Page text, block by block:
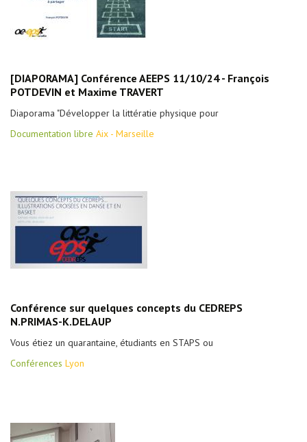
[DIAPORAMA] Conférence AEEPS 11/10/24 - François
POTDEVIN et Maxime TRAVERT
Diaporama "Développer la littératie physique pour
Documentation libre Aix - Marseille
Conférence sur quelques concepts du CEDREPS
N.PRIMAS-K.DELAUP
Vous étiez un quarantaine, étudiants en STAPS ou
Conférences Lyon